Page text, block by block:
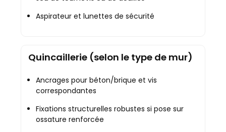
Aspirateur et lunettes de sécurité
Quincaillerie (selon le type de mur)
Ancrages pour béton/brique et vis
correspondantes
Fixations structurelles robustes si pose sur
ossature renforcée